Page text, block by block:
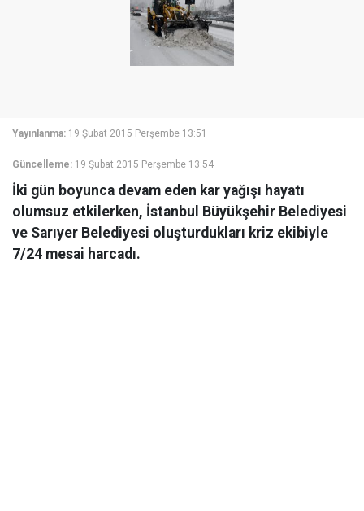
Yayınlanma: 19 Şubat 2015 Perşembe 13:51
Güncelleme: 19 Şubat 2015 Perşembe 13:54
İki gün boyunca devam eden kar yağışı hayatı
olumsuz etkilerken, İstanbul Büyükşehir Belediyesi
ve Sarıyer Belediyesi oluşturdukları kriz ekibiyle
7/24 mesai harcadı.